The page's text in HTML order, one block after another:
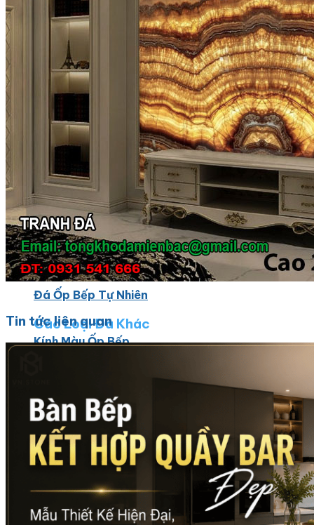
Đá Ốp Bếp
Đá Ốp Bếp Tự Nhiên
Tranh đá
Tranh Đá Marble Đối Xứng
Tranh Đá Thạch Anh Đối Xứng
Tranh Đá Sơn Thủy Xuyên Sáng
Tranh Đá Granite Đối Xứng
Tranh Đá Xuyên Sáng Onyx
Đá Nội Thất
Chậu Lavabo Đá
Mặt Bàn Lavabo Đá
Đá Bàn Bếp Cao Cấp
Đá Ốp Bếp Tự Nhiên
Các Loại Đá Khác
Kính Màu Ốp Bếp
Đá Mosaic
Đá Limestone
Đá Onyx
Hoa Văn Đá
Đá Ốp Mặt Tiền
Tin tức liên quan